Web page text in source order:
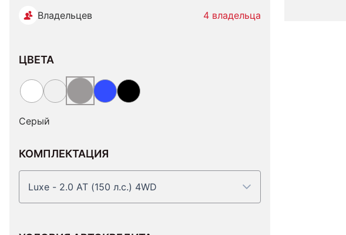
Владельцев 4 владельца
ЦВЕТА
Серый
КОМПЛЕКТАЦИЯ
Luxe - 2.0 AT (150 л.с.) 4WD